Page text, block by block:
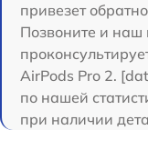
привезет
Позвоните и наш
AirPods Pro 2.
по нашей
при наличии